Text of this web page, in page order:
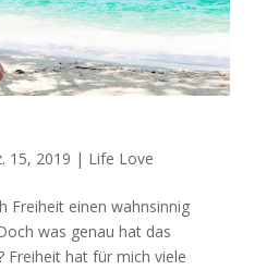
15, 2019 | Life Love
Freiheit einen wahnsinnig
was genau hat das
Freiheit hat für mich viele